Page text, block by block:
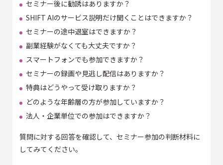
セミナー後に勧誘はありますか？
SHIFT AIのサービス説明だけ聞くことはできますか？
セミナーの途中退室はできますか？
副業経験がなくても大丈夫ですか？
スマートフォンでも参加できますか？
セミナーの録画や見逃し配信はありますか？
特典はどうやって受け取りますか？
どのような年齢層の方が参加していますか？
法人・企業単位での参加はできますか？
質問に対する回答を確認して、セミナー参加の判断材料に
してみてください。